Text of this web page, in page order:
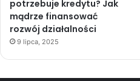
potrzebuje kredytu? Jak
mądrze finansować
rozwój działalności
9 lipca, 2025